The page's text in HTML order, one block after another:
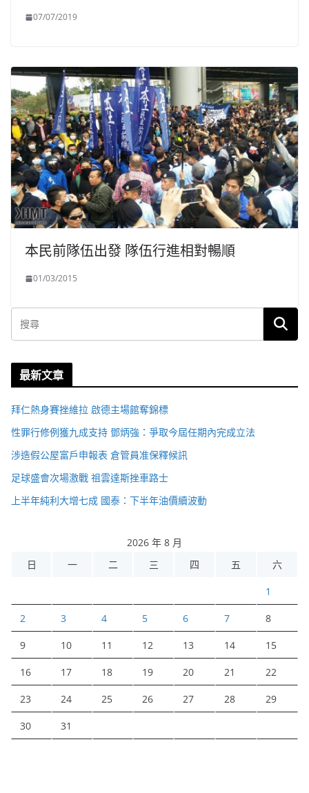
07/07/2019
本民前隊伍出發 隊伍行進相對暢順
01/03/2015
最新文章
拜仁熱身賽挫維拉 啟德主場館奪錦標
性罪行修例獲九成支持 鄧炳強：爭取今屆任期內完成立法
涉造假公屋富戶申報表 倉管員准保釋候訊
足球盛會次場激戰 祖雲達斯挫車路士
上半年純利大增七成 國泰：下半年油價續波動
2026 年 8 月
日
一 二 三 四 五 六
1
2 3 4 5 6 7 8
9 10 11 12 13 14 15
16 17 18 19 20 21 22
23 24 25 26 27 28 29
30 31